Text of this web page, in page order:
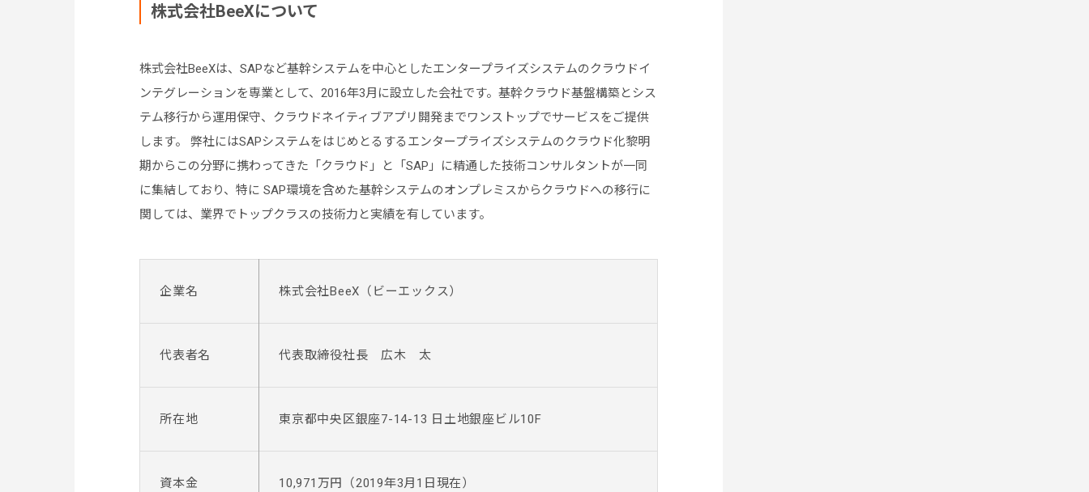
株式会社BeeXについて
株式会社BeeXは、SAPなど基幹システムを中心としたエンタープライズシステムのクラウドイ
ンテグレーションを専業として、2016年3月に設立した会社です。基幹クラウド基盤構築とシス
テム移行から運用保守、クラウドネイティブアプリ開発までワンストップでサービスをご提供
します。 弊社にはSAPシステムをはじめとるするエンタープライズシステムのクラウド化黎明
期からこの分野に携わってきた「クラウド」と「SAP」に精通した技術コンサルタントが一同
に集結しており、特に SAP環境を含めた基幹システムのオンプレミスからクラウドへの移行に
関しては、業界でトップクラスの技術力と実績を有しています。
企業名 株式会社BeeX（ビーエックス）
代表者名 代表取締役社長 広木 太
所在地 東京都中央区銀座7-14-13 日土地銀座ビル10F
資本金 10,971万円（2019年3月1日現在）